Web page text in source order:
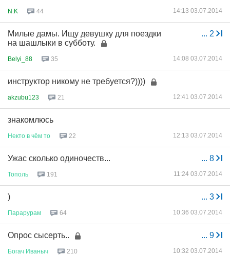
N:K 44 14:13 03.07.2014
... 2
Милые дамы. Ищу девушку для поездки
на шашлыки в субботу.
Belyi_88 35 14:08 03.07.2014
инструктор никому не требуется?))))
akzubu123 21 12:41 03.07.2014
знакомлюсь
Некто в чём то 22 12:13 03.07.2014
... 8
Ужас сколько одиночеств...
Тополь 191 11:24 03.07.2014
... 3
)
Парарурам 64 10:36 03.07.2014
... 9
Опрос сысерть..
Богач Иваныч 210 10:32 03.07.2014